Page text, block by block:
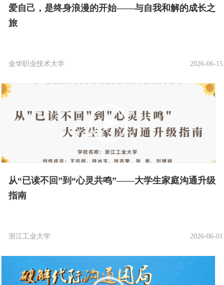
爱自己，是终身浪漫的开始——与自我和解的成长之
旅
金华职业技术大学 2026-06-15
从“已读不回”到“心灵共鸣”——大学生家庭沟通升级
指南
浙江工业大学 2026-06-01